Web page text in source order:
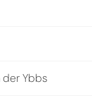
der Ybbs